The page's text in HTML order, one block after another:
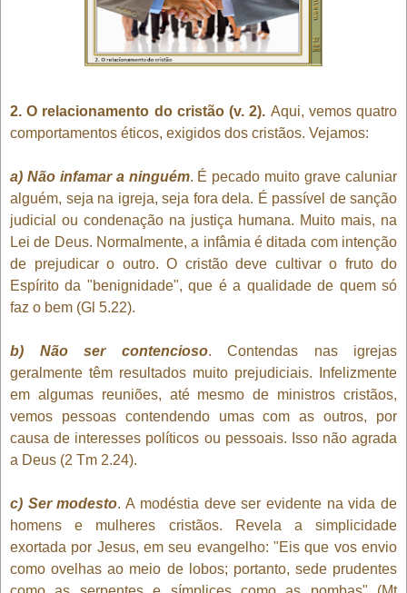
2. O relacionamento do cristão (v. 2). Aqui, vemos quatro
comportamentos éticos, exigidos dos cristãos. Vejamos:
a) Não infamar a ninguém. É pecado muito grave caluniar
alguém, seja na igreja, seja fora dela. É passível de sanção
judicial ou condenação na justiça humana. Muito mais, na
Lei de Deus. Normalmente, a infâmia é ditada com intenção
de prejudicar o outro. O cristão deve cultivar o fruto do
Espírito da "benignidade", que é a qualidade de quem só
faz o bem (Gl 5.22).
b) Não ser contencioso. Contendas nas igrejas
geralmente têm resultados muito prejudiciais. Infelizmente
em algumas reuniões, até mesmo de ministros cristãos,
vemos pessoas contendendo umas com as outros, por
causa de interesses políticos ou pessoais. Isso não agrada
a Deus (2 Tm 2.24).
c) Ser modesto. A modéstia deve ser evidente na vida de
homens e mulheres cristãos. Revela a simplicidade
exortada por Jesus, em seu evangelho: "Eis que vos envio
como ovelhas ao meio de lobos; portanto, sede prudentes